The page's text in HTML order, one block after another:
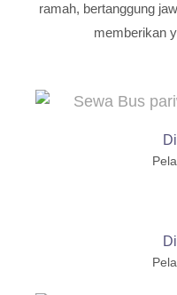
ramah, bertanggung
memberikan